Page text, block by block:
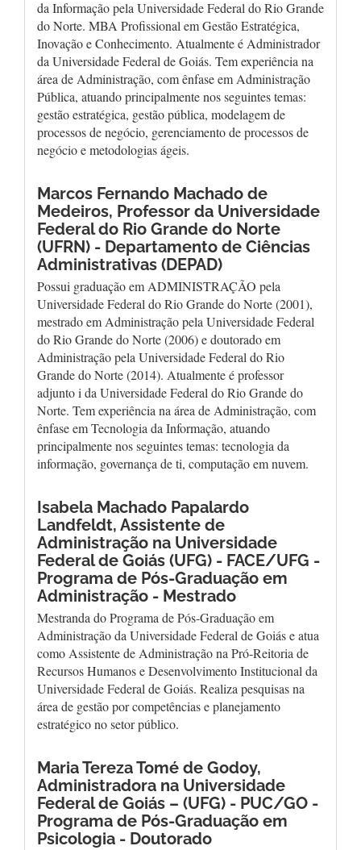
da Informação pela Universidade Federal do Rio Grande
do Norte. MBA Profissional em Gestão Estratégica,
Inovação e Conhecimento. Atualmente é Administrador
da Universidade Federal de Goiás. Tem experiência na
área de Administração, com ênfase em Administração
Pública, atuando principalmente nos seguintes temas:
gestão estratégica, gestão pública, modelagem de
processos de negócio, gerenciamento de processos de
negócio e metodologias ágeis.
Marcos Fernando Machado de
Medeiros, Professor da Universidade
Federal do Rio Grande do Norte
(UFRN) - Departamento de Ciências
Administrativas (DEPAD)
Possui graduação em ADMINISTRAÇÃO pela
Universidade Federal do Rio Grande do Norte (2001),
mestrado em Administração pela Universidade Federal
do Rio Grande do Norte (2006) e doutorado em
Administração pela Universidade Federal do Rio
Grande do Norte (2014). Atualmente é professor
adjunto i da Universidade Federal do Rio Grande do
Norte. Tem experiência na área de Administração, com
ênfase em Tecnologia da Informação, atuando
principalmente nos seguintes temas: tecnologia da
informação, governança de ti, computação em nuvem.
Isabela Machado Papalardo
Landfeldt, Assistente de
Administração na Universidade
Federal de Goiás (UFG) - FACE/UFG -
Programa de Pós-Graduação em
Administração - Mestrado
Mestranda do Programa de Pós-Graduação em
Administração da Universidade Federal de Goiás e atua
como Assistente de Administração na Pró-Reitoria de
Recursos Humanos e Desenvolvimento Institucional da
Universidade Federal de Goiás. Realiza pesquisas na
área de gestão por competências e planejamento
estratégico no setor público.
Maria Tereza Tomé de Godoy,
Administradora na Universidade
Federal de Goiás – (UFG) - PUC/GO -
Programa de Pós-Graduação em
Psicologia - Doutorado